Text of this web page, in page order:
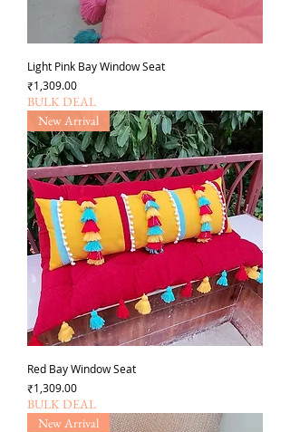
Light Pink Bay Window Seat
Price
₹1,309.00
BULK DEAL
New Arrival
Red Bay Window Seat
Price
₹1,309.00
BULK DEAL
New Arrival